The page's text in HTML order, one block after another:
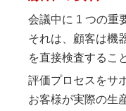
会議中に 1 つの重
それは、顧客は機
を直接検査するこ
評価プロセスをサ
お客様が実際の生